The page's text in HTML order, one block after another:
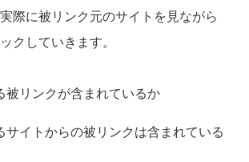
際に被リンク元のサイトを見ながら
クしていきます。
被リンクが含まれているか
サイトからの被リンクは含まれている